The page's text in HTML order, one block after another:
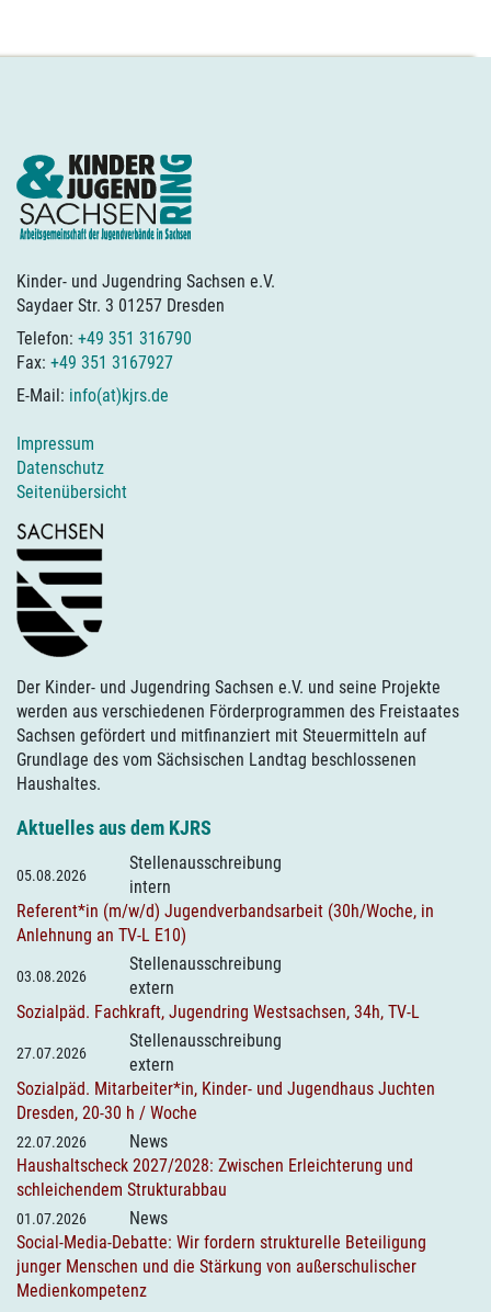
Kinder- und Jugendring Sachsen e.V.
Saydaer Str. 3 01257 Dresden
Telefon: +49 351 316790
Fax: +49 351 3167927
E-Mail: info(at)kjrs.de
Impressum
Datenschutz
Seitenübersicht
Der Kinder- und Jugendring Sachsen e.V. und seine Projekte
werden aus verschiedenen Förderprogrammen des Freistaates
Sachsen gefördert und mitfinanziert mit Steuermitteln auf
Grundlage des vom Sächsischen Landtag beschlossenen
Haushaltes.
Aktuelles aus dem KJRS
05.08.2026
Stellenausschreibung
intern
Referent*in (m/w/d) Jugendverbandsarbeit (30h/Woche, in
Anlehnung an TV-L E10)
03.08.2026
Stellenausschreibung
extern
Sozialpäd. Fachkraft, Jugendring Westsachsen, 34h, TV-L
27.07.2026
Stellenausschreibung
extern
Sozialpäd. Mitarbeiter*in, Kinder- und Jugendhaus Juchten
Dresden, 20-30 h / Woche
22.07.2026
News
Haushaltscheck 2027/2028: Zwischen Erleichterung und
schleichendem Strukturabbau
01.07.2026
News
Social-Media-Debatte: Wir fordern strukturelle Beteiligung
junger Menschen und die Stärkung von außerschulischer
Medienkompetenz